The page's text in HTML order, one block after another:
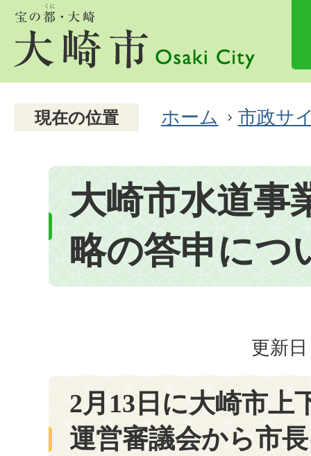
現在の位置 ホーム 市政サ
大崎市水道事
略の答申につ
更新
2月13日に大崎市上
運営審議会から市